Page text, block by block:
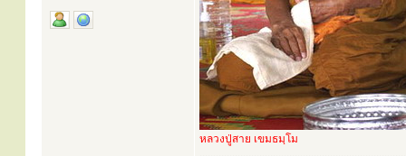
หลวงปู่สาย เขมธมฺโม
............................................................................